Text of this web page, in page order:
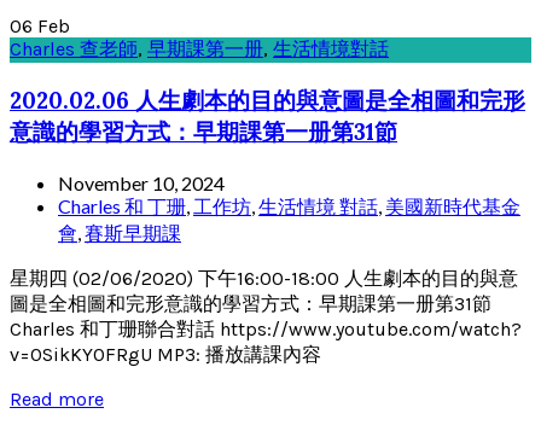
06 Feb
Charles 查老師, 早期課第一册, 生活情境對話
2020.02.06 人生劇本的目的與意圖是全相圖和完形
意識的學習方式：早期課第一册第31節
November 10, 2024
Charles 和 丁珊, 工作坊,生活情境 對話, 美國新時代基金
會,賽斯早期課
星期四 (02/06/2020) 下午16:00-18:00 人生劇本的目的與意
圖是全相圖和完形意識的學習方式：早期課第一册第31節
Charles 和丁珊聯合對話 https://www.youtube.com/watch?
v=0SikKY0FRgU MP3: 播放講課內容
Read more